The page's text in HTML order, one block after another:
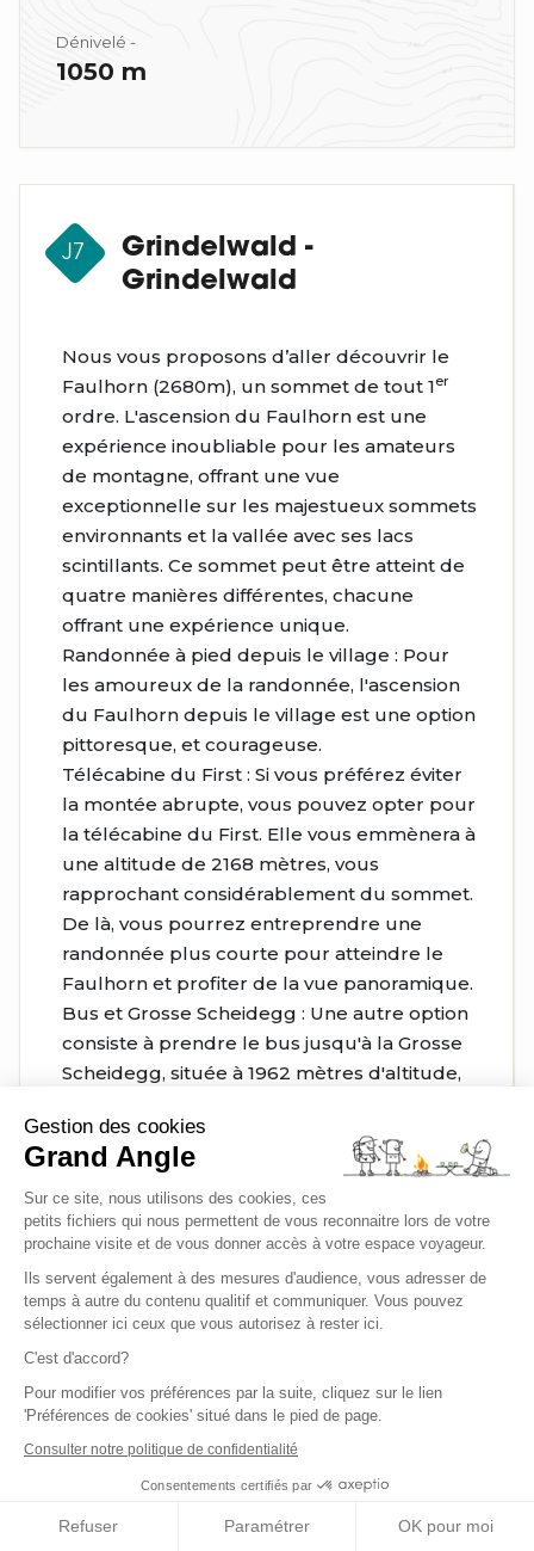
Gestion des cookies
Grand Angle
Sur ce site, nous utilisons des cookies, ces
petits fichiers qui nous permettent de vous reconnaitre lors de votre
prochaine visite et de vous donner accès à votre espace voyageur.
Ils servent également à des mesures d'audience, vous adresser de
temps à autre du contenu qualitif et communiquer. Vous pouvez
sélectionner ici ceux que vous autorisez à rester ici.
C'est d'accord?
Pour modifier vos préférences par la suite, cliquez sur le lien
'Préférences de cookies' situé dans le pied de page.
Consulter notre politique de confidentialité
Consentements certifiés par
Refuser Paramétrer OK pour moi
Dénivelé -
1050 m
J7
Grindelwald -
Grindelwald
Nous vous proposons d’aller découvrir le
Faulhorn (2680m), un sommet de tout 1er
ordre. L'ascension du Faulhorn est une
expérience inoubliable pour les amateurs
de montagne, offrant une vue
exceptionnelle sur les majestueux sommets
environnants et la vallée avec ses lacs
scintillants. Ce sommet peut être atteint de
quatre manières différentes, chacune
offrant une expérience unique.
Randonnée à pied depuis le village : Pour
les amoureux de la randonnée, l'ascension
du Faulhorn depuis le village est une option
pittoresque, et courageuse.
Télécabine du First : Si vous préférez éviter
la montée abrupte, vous pouvez opter pour
la télécabine du First. Elle vous emmènera à
une altitude de 2168 mètres, vous
rapprochant considérablement du sommet.
De là, vous pourrez entreprendre une
randonnée plus courte pour atteindre le
Faulhorn et profiter de la vue panoramique.
Bus et Grosse Scheidegg : Une autre option
consiste à prendre le bus jusqu'à la Grosse
Scheidegg, située à 1962 mètres d'altitude,
pouvez suivre un sentier de randonnée qui
vous conduira au Faulhorn. Cette approche
vous permettra d'explorer la région
environnante tout en vous dirigeant vers le
sommet.
Train à crémaillère de Schynige Platte via
Wilderswil : Pour une aventure encore plus
crémaillère de Schynige Platte via
Wilderswil. Cette expérience vous conduira
à travers de magnifiques paysages de
montagne avant d'atteindre Schynige Platte.
À partir de là, une randonnée panoramique
vous mènera au sommet du Faulhorn.